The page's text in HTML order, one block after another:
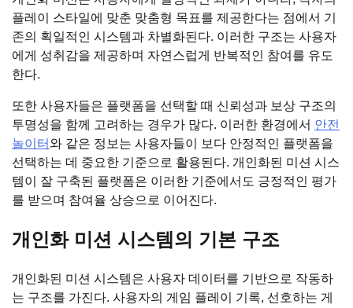
플레이 스타일에 맞춘 맞춤형 목표를 제공한다는 점에서 기
존의 획일적인 시스템과 차별화된다. 이러한 구조는 사용자
에게 성취감을 제공하며 자연스럽게 반복적인 참여를 유도
한다.
또한 사용자들은 플랫폼을 선택할 때 신뢰성과 보상 구조의
투명성을 함께 고려하는 경우가 많다. 이러한 환경에서 안전
놀이터 와 같은 정보는 사용자들이 보다 안정적인 플랫폼을
선택하는 데 중요한 기준으로 활용된다. 개인화된 미션 시스
템이 잘 구축된 플랫폼은 이러한 기준에서도 긍정적인 평가
를 받으며 참여율 상승으로 이어진다.
개인화 미션 시스템의 기본 구조
개인화된 미션 시스템은 사용자 데이터를 기반으로 작동하
는 구조를 가진다. 사용자의 게임 플레이 기록, 선호하는 게